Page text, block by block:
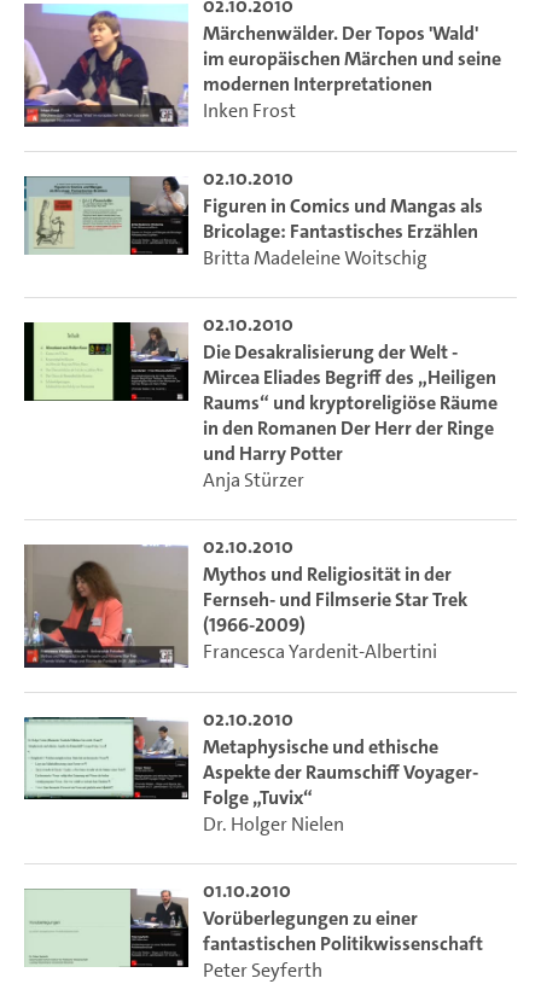
Märchenwälder. Der Topos 'Wald'
im europäischen Märchen und seine
modernen Interpretationen
Inken Frost
02.10.2010
Figuren in Comics und Mangas als
Bricolage: Fantastisches Erzählen
Britta Madeleine Woitschig
02.10.2010
Die Desakralisierung der Welt -
Mircea Eliades Begriff des „Heiligen
Raums“ und kryptoreligiöse Räume
in den Romanen Der Herr der Ringe
und Harry Potter
Anja Stürzer
02.10.2010
Mythos und Religiosität in der
Fernseh- und Filmserie Star Trek
(1966-2009)
Francesca Yardenit-Albertini
02.10.2010
Metaphysische und ethische
Aspekte der Raumschiff Voyager-
Folge „Tuvix“
Dr. Holger Nielen
01.10.2010
Vorüberlegungen zu einer
fantastischen Politikwissenschaft
Peter Seyferth